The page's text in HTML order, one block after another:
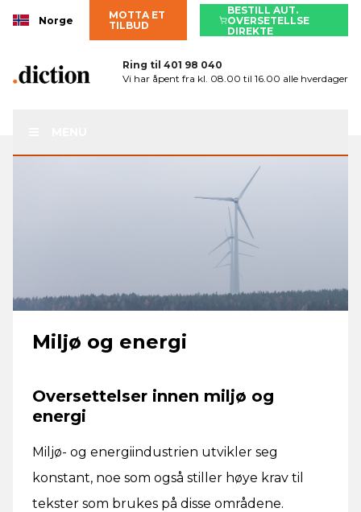
Norge
MOTTA ET
TILBUD
BESTILL AUT.
OVERSETELLSE
DIREKTE
Ring til 401 98 040
Vi har åpent fra kl. 08.00 til 16.00 alle hverdager
Miljø og energi
Oversettelser innen miljø og
energi
Miljø- og energiindustrien utvikler seg
konstant, noe som også stiller høye krav til
tekster som brukes på disse områdene.